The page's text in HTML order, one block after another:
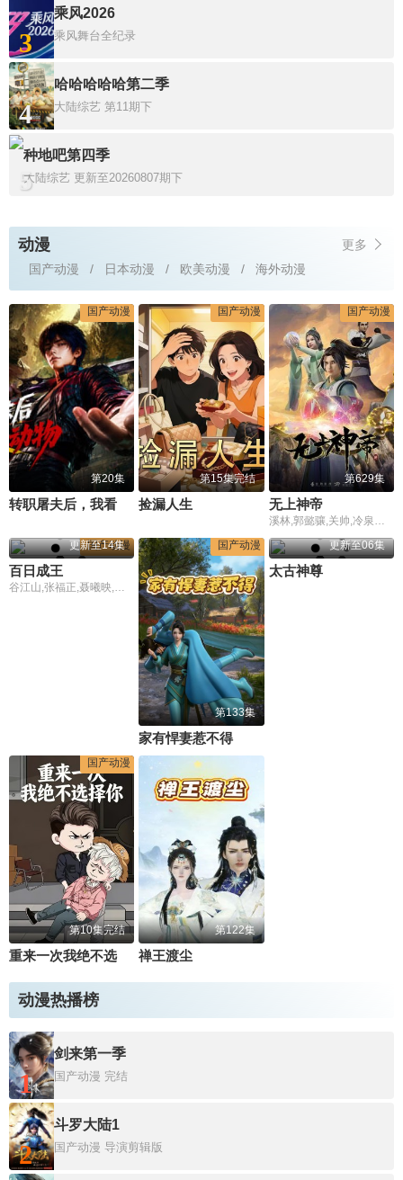
3
乘风2026
乘风舞台全纪录
4
哈哈哈哈哈第二季
大陆综艺 第11期下
5
种地吧第四季
大陆综艺 更新至20260807期下
动漫
国产动漫 日本动漫 欧美动漫 海外动漫
更多
国产动漫
第20集
国产动漫
第15集完结
捡漏人生
国产动漫
第629集
无上神帝
国产动漫
更新至14集
百日成王
国产动漫
第133集
家有悍妻惹不得
更新至06集
太古神尊
国产动漫
第10集完结
重来一次我绝不选择你
第122集
禅王渡尘
动漫热播榜
1
剑来第一季
国产动漫 完结
2
斗罗大陆1
国产动漫 导演剪辑版